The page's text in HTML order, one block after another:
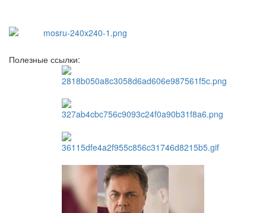
Полезные ссылки: